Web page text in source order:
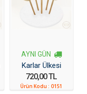
AYNI GÜN
Karlar Ülkesi
Resimli Kurabiye
720,00 TL
Ürün Kodu :0151